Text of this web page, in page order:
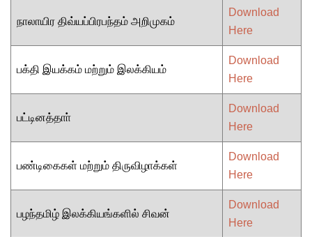
நாலாயிர திவ்யப்பிரபந்தம் அறிமுகம்
Download
Here
பக்தி இயக்கம் மற்றும் இலக்கியம்
Download
Here
பட்டினத்தாா்
Download
Here
பண்டிகைகள் மற்றும் திருவிழாக்கள்
Download
Here
பழந்தமிழ் இலக்கியங்களில் சிவன்
Download
Here